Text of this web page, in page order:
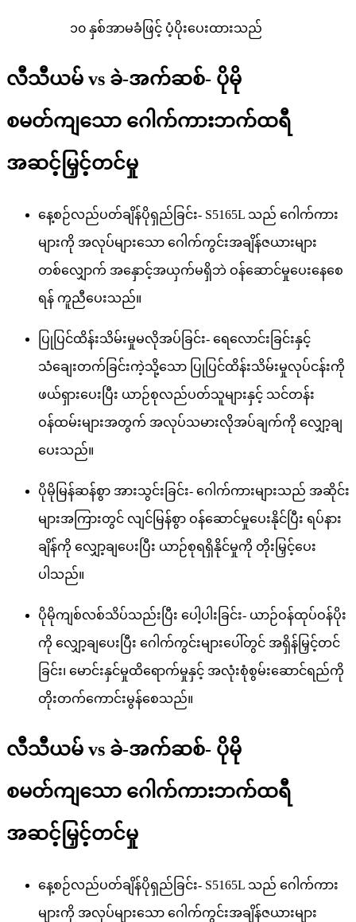
၁၀ နှစ်အာမခံဖြင့် ပံ့ပိုးပေးထားသည်
လီသီယမ် vs ခဲ-အက်ဆစ်- ပိုမို
စမတ်ကျသော ဂေါက်ကားဘက်ထရီ
အဆင့်မြှင့်တင်မှု
နေ့စဉ်လည်ပတ်ချိန်ပိုရှည်ခြင်း- S5165L သည် ဂေါက်ကား
များကို အလုပ်များသော ဂေါက်ကွင်းအချိန်ဇယားများ
တစ်လျှောက် အနှောင့်အယှက်မရှိဘဲ ဝန်ဆောင်မှုပေးနေစေ
ရန် ကူညီပေးသည်။
ပြုပြင်ထိန်းသိမ်းမှုမလိုအပ်ခြင်း- ရေလောင်းခြင်းနှင့်
သံချေးတက်ခြင်းကဲ့သို့သော ပြုပြင်ထိန်းသိမ်းမှုလုပ်ငန်းကို
ဖယ်ရှားပေးပြီး ယာဉ်စုလည်ပတ်သူများနှင့် သင်တန်း
ဝန်ထမ်းများအတွက် အလုပ်သမားလိုအပ်ချက်ကို လျှော့ချ
ပေးသည်။
ပိုမိုမြန်ဆန်စွာ အားသွင်းခြင်း- ဂေါက်ကားများသည် အဆိုင်း
များအကြားတွင် လျင်မြန်စွာ ဝန်ဆောင်မှုပေးနိုင်ပြီး ရပ်နား
ချိန်ကို လျှော့ချပေးပြီး ယာဉ်စုရရှိနိုင်မှုကို တိုးမြှင့်ပေး
ပါသည်။
ပိုမိုကျစ်လစ်သိပ်သည်းပြီး ပေါ့ပါးခြင်း- ယာဉ်ဝန်ထုပ်ဝန်ပိုး
ကို လျှော့ချပေးပြီး ဂေါက်ကွင်းများပေါ်တွင် အရှိန်မြှင့်တင်
ခြင်း၊ မောင်းနှင်မှုထိရောက်မှုနှင့် အလုံးစုံစွမ်းဆောင်ရည်ကို
တိုးတက်ကောင်းမွန်စေသည်။
လီသီယမ် vs ခဲ-အက်ဆစ်- ပိုမို
စမတ်ကျသော ဂေါက်ကားဘက်ထရီ
အဆင့်မြှင့်တင်မှု
နေ့စဉ်လည်ပတ်ချိန်ပိုရှည်ခြင်း- S5165L သည် ဂေါက်ကား
များကို အလုပ်များသော ဂေါက်ကွင်းအချိန်ဇယားများ